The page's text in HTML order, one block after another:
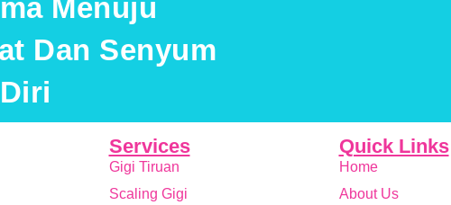
Menuju
Dan Senyum
Services
Gigi Tiruan
Scaling Gigi
Quick Links
Home
About Us